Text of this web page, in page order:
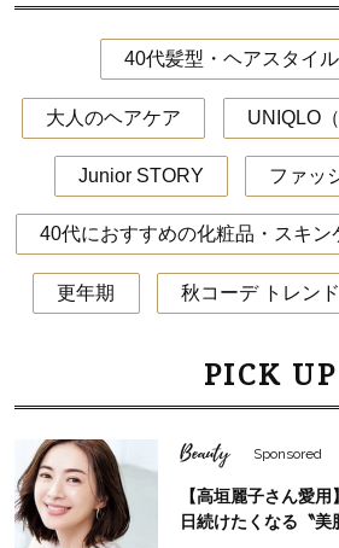
40代髪型・ヘアスタイ
大人のヘアケア UNIQLO
Junior STORY ファッ
更年期 秋コーデ トレンド
PICK UP
Beauty Sponsored
【高垣麗子さん愛
日続けたくなる〝